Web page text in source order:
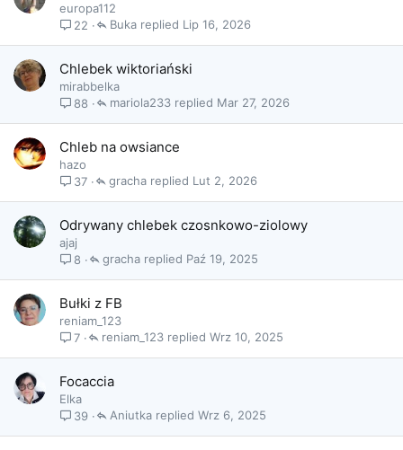
y
europa112
22
Lip 16, 2026
Buka
Chlebek wiktoriański
mirabbelka
88
Mar 27, 2026
mariola233
Chleb na owsiance
hazo
37
Lut 2, 2026
gracha
Odrywany chlebek czosnkowo-ziolowy
ajaj
8
Paź 19, 2025
gracha
Bułki z FB
reniam_123
7
Wrz 10, 2025
reniam_123
Focaccia
Elka
39
Wrz 6, 2025
Aniutka